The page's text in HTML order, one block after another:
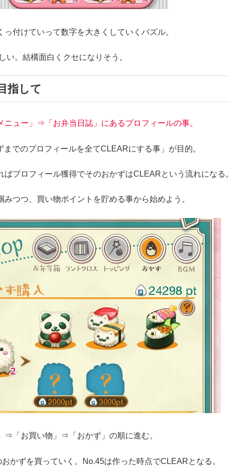
っ付けていって数字を大きくしていくパズル。
い。結構面白くクセになりそう。
指して
ニュー」⇒「お弁当日誌」にあるプロフィールの事。
でのプロフィールを全てCLEARにする事」が目的。
ばプロフィール獲得でそのおかずはCLEARという流れになる。
つつ、買い物ポイントを貯める事から始めよう。
⇒「お買い物」⇒「おかず」の順に進む。
かずを買っていく。No.45は作った時点でCLEARとなる。